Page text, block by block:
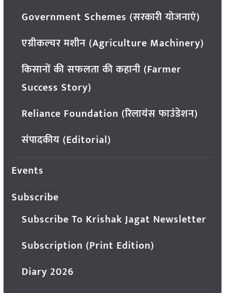
Government Schemes (सरकारी योजनाएं)
एग्रीकल्चर मशीन (Agriculture Machinery)
किसानों की सफलता की कहानी (Farmer
Success Story)
Reliance Foundation (रिलायंस फाउंडेशन)
संपादकीय (Editorial)
Events
Subscribe
Subscribe To Krishak Jagat Newsletter
Subscription (Print Edition)
Diary 2026